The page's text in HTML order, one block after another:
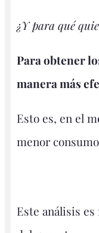
¿Y para qué
Para obtener
manera más
Esto es, en el
menor
Este análisis